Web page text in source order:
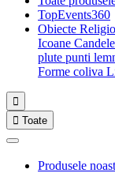
TopEvents360
Obiecte
Icoane Candele
plute punti
Forme coliva

 Toate
Produsele